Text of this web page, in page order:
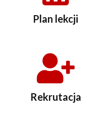
Plan lekcji
Rekrutacja